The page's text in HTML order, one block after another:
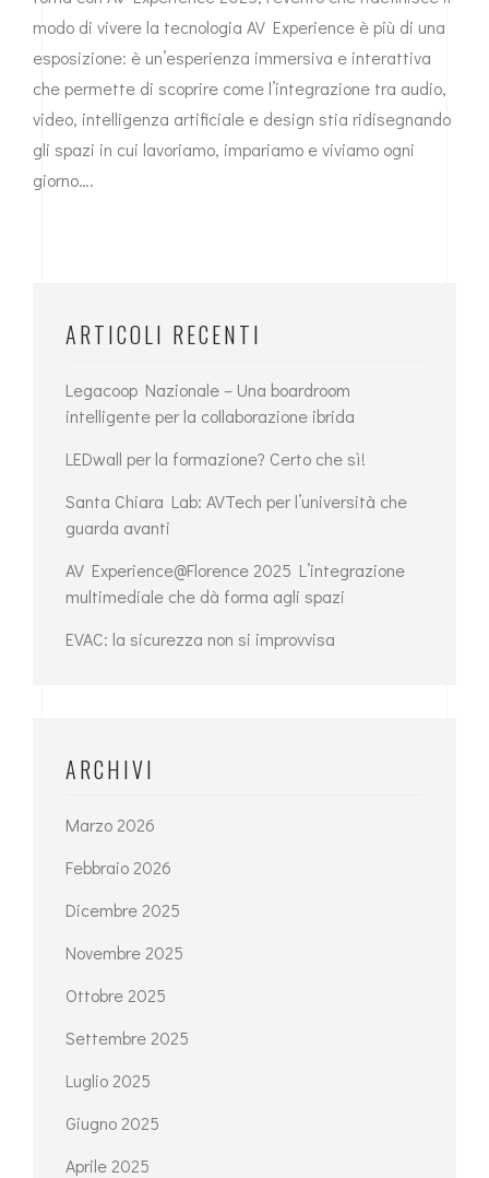
modo di vivere la tecnologia AV Experience è più di una
esposizione: è un’esperienza immersiva e interattiva
che permette di scoprire come l’integrazione tra audio,
video, intelligenza artificiale e design stia ridisegnando
gli spazi in cui lavoriamo, impariamo e viviamo ogni
giorno….
ARTICOLI RECENTI
Legacoop Nazionale – Una boardroom
intelligente per la collaborazione ibrida
LEDwall per la formazione? Certo che sì!
Santa Chiara Lab: AVTech per l’università che
guarda avanti
AV Experience@Florence 2025 L’integrazione
multimediale che dà forma agli spazi
EVAC: la sicurezza non si improvvisa
ARCHIVI
Marzo 2026
Febbraio 2026
Dicembre 2025
Novembre 2025
Ottobre 2025
Settembre 2025
Luglio 2025
Giugno 2025
Aprile 2025